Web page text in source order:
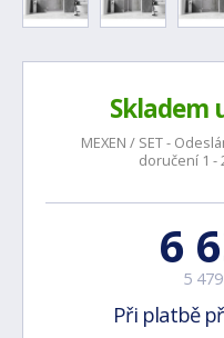
Skladem
MEXEN / SET -
doručení 1 -
6
5
Při platbě